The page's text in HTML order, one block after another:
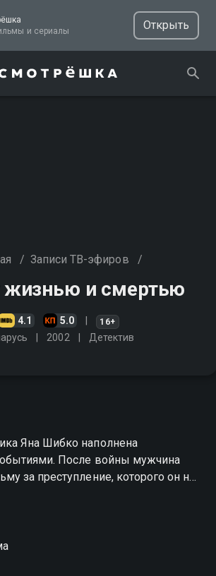
ТВ, фильмы и сериалы
Открыть
/ Записи ТВ-эфиров /
и смертью
4.1 5.0 16+
2002 Детектив
Яна Шибко наполнена
После войны мужчина
за преступление, которого он не
своим профессиональным